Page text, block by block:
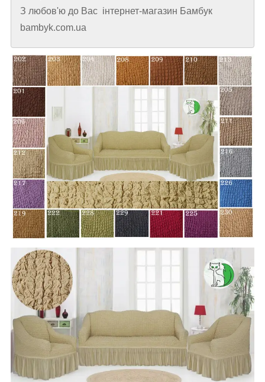
З любов'ю до Вас інтернет-магазин Бамбук
bambyk.com.ua